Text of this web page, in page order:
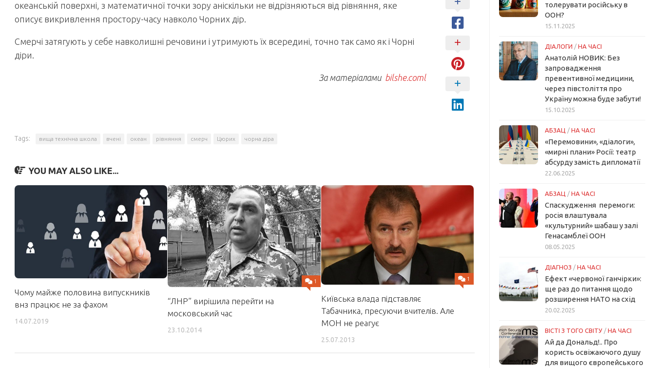
океанській поверхні, з математичної точки зору аніскільки не відрізняються від рівняння, яке
описує викривлення простору-часу навколо Чорних дір.
Смерчі затягують у себе навколишні речовини і утримують їх всередині, точно так само як і Чорні
діри.
За матеріалами bilshe.coml
Tags: вища технічна школа вчені океан рівняння смерч Цюрих чорна діра
YOU MAY ALSO LIKE...
Чому майже половина випускників
внз працює не за фахом
14.07.2019
1
“ЛНР” вирішила перейти на
московський час
23.10.2014
1
Київська влада підставляє
Табачника, пресуючи вчителів. Але
МОН не реагує
25.07.2013
толерувати російську в
ООН?
15.11.2025
ДІАЛОГИ / НА ЧАСІ
Анатолій НОВИК: Без
запровадження
превентивної медицини,
через півстоліття про
Україну можна буде забути!
15.10.2025
АБЗАЦ / НА ЧАСІ
«Перемовини», «діалоги»,
«мирні плани» Росії: театр
абсурду замість дипломатії
22.06.2025
АБЗАЦ / НА ЧАСІ
Спаскудження перемоги:
росія влаштувала
«культурний» шабаш у залі
Генасамблеї ООН
08.05.2025
ДІАГНОЗ / НА ЧАСІ
Ефект «червоної ганчірки»:
ще раз до питання щодо
розширення НАТО на схід
20.02.2025
ВІСТІ З ТОГО СВІТУ / НА ЧАСІ
Ай да Дональд!.. Про
користь освіжаючого душу
для вищого європейського